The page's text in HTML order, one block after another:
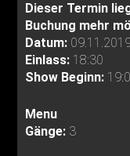
Dieser Termin
Buchung mehr
Datum:
Einlass: 18:30
Show Beginn:
Menu
Gänge: 3